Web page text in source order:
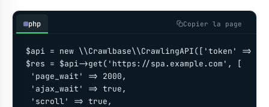
php Copier la page
$api = new \\Crawlbase\\CrawlingAPI(['token' =>
$res = $api->get('https://spa.example.com', [
'page_wait' => 2000,
'ajax_wait' => true,
'scroll' => true,